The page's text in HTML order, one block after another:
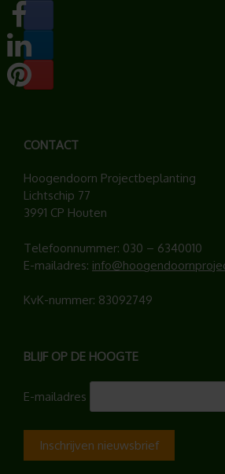
CONTACT
Hoogendoorn Projectbeplanting
Lichtschip 77
3991 CP Houten
Telefoonnummer: 030 – 6340010
E-mailadres:
KvK-nummer: 83092749
BLIJF OP DE HOOGTE
E-mailadres